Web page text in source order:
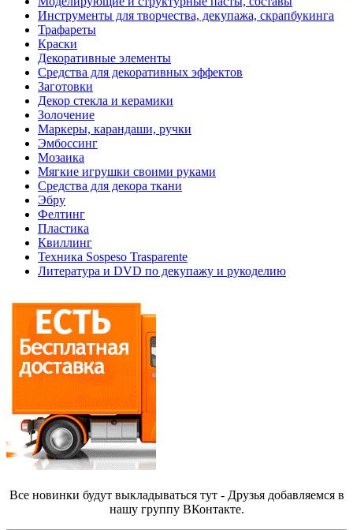
Инструменты для творчества, декупажа, скрапбукинга
Трафареты
Краски
Декоративные элементы
Средства для декоративных эффектов
Заготовки
Декор стекла и керамики
Золочение
Маркеры, карандаши, ручки
Эмбоссинг
Мозаика
Мягкие игрушки своими руками
Средства для декора ткани
Эбру
Фелтинг
Пластика
Квиллинг
Техника Sospeso Trasparente
Литература и DVD по декупажу и рукоделию
Все новинки будут выкладываться тут - Друзья добавляемся в
нашу группу ВКонтакте.